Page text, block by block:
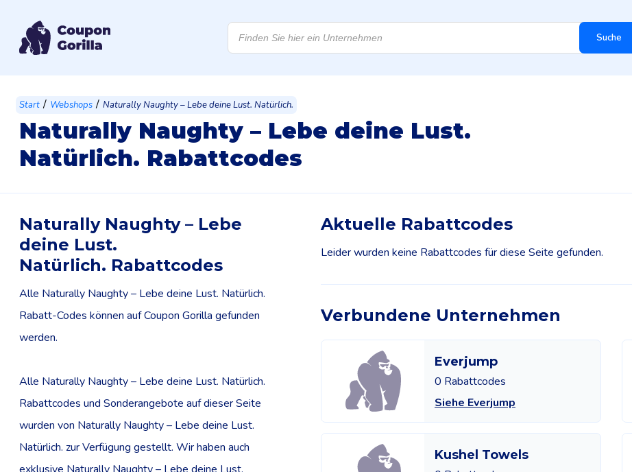
Products
search Suche
Start / Webshops / Naturally Naughty – Lebe deine Lust. Natürlich.
Naturally Naughty – Lebe deine Lust.
Natürlich. Rabattcodes
Naturally Naughty – Lebe
deine Lust.
Natürlich. Rabattcodes
Alle Naturally Naughty – Lebe deine Lust. Natürlich.
Rabatt-Codes können auf Coupon Gorilla gefunden
werden.
Alle Naturally Naughty – Lebe deine Lust. Natürlich.
Rabattcodes und Sonderangebote auf dieser Seite
wurden von Naturally Naughty – Lebe deine Lust.
Natürlich. zur Verfügung gestellt. Wir haben auch
Aktuelle Rabattcodes
Leider wurden keine Rabattcodes für diese Seite gefunden.
Verbundene Unternehmen
Everjump
0 Rabattcodes
Siehe Everjump
Kushel Towels